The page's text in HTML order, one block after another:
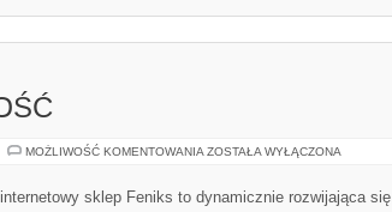
MOŻLIWOŚĆ KOMENTOWANIA TRENDY
ZOSTAŁA WYŁĄCZONA
internetowy sklep Feniks to dynamicznie rozwijająca się